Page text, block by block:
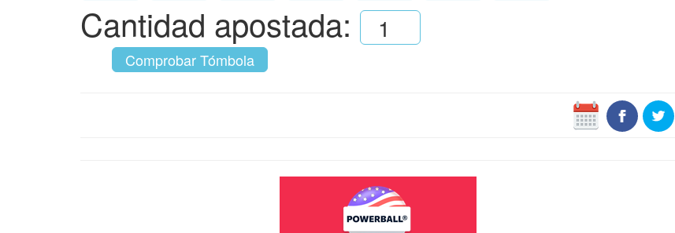
Cantidad apostada:
Comprobar Tómbola